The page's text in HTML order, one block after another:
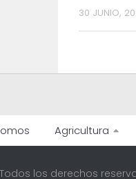
30 JUNIO,
Agricultura
los derechos